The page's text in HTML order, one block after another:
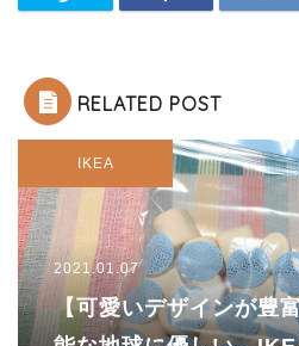
RELATED POST
IKEA
2021.01.07
【可愛いデザインが豊